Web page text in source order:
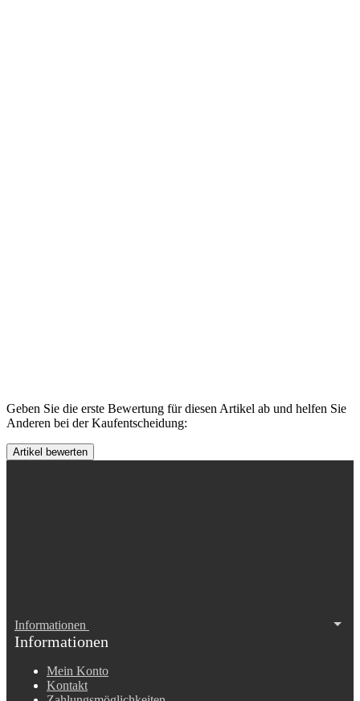
Geben Sie die erste Bewertung für diesen Artikel ab und helfen Sie
Anderen bei der Kaufentscheidung:
Informationen
Informationen
Mein Konto
Kontakt